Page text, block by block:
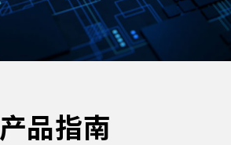
产品指南